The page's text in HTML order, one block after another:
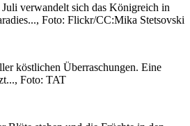
verwandelt sich das Königreich in
Foto: Flickr/CC:Mika Stetsovski
köstlichen Überraschungen. Eine
Foto: TAT